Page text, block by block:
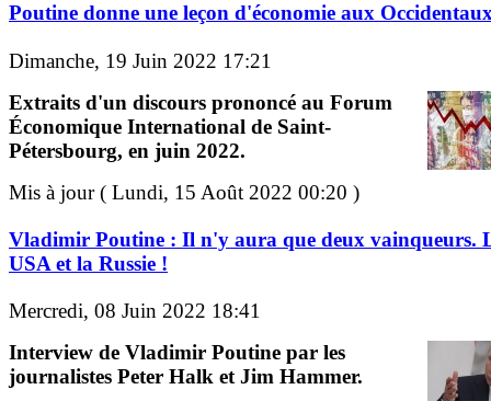
Poutine donne une leçon d'économie aux
Dimanche, 19 Juin 2022 17:21
Extraits d'un discours prononcé au Forum
Économique International de Saint-
Pétersbourg, en juin 2022.
Mis à jour ( Lundi, 15 Août 2022 00:20 )
Vladimir Poutine : Il n'y aura que deux vainqueurs.
USA et la Russie !
Mercredi, 08 Juin 2022 18:41
Interview de Vladimir Poutine par les
journalistes Peter Halk et Jim Hammer.